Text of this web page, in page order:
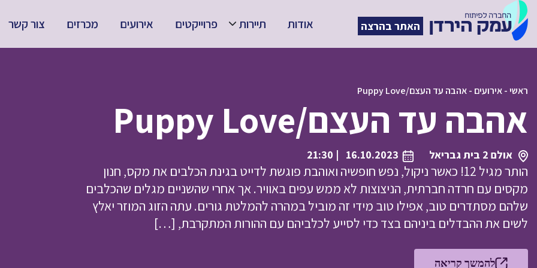
האתר בהרצה אודות תיירות פרוייקטים אירועים מכרזים צור קשר
ראשי-אירועים -אהבה עד העצם/Puppy Love
אהבה עד העצם/Puppy Love
אולם 2 בית גבריאל 16.10.2023
| 21:30
הותר מגיל 12! כאשר ניקול, נפש חופשיה ואוהבת פוגשת לדייט בגינת הכלבים את מקס, חנון
מקסים עם חרדה חברתית, הניצוצות לא ממש עפים באוויר. אך אחרי שהשניים מגלים שהכלבים
שלהם מסתדרים טוב, אפילו טוב מידי זה מוביל במהרה להמלטת גורים. עתה הזוג המוזר יאלץ
לשים את ההבדלים ביניהם בצד כדי לסייע לכלביהם עם ההורות המתקרבת, […]
להמשך קריאה